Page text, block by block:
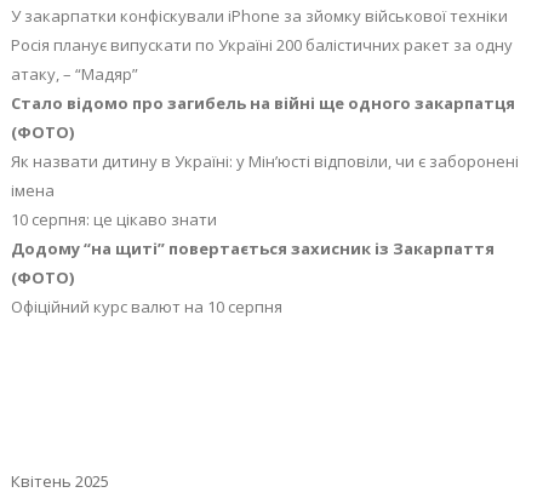
У закарпатки конфіскували iPhone за зйомку військової техніки
Росія планує випускати по Україні 200 балістичних ракет за одну
атаку, – “Мадяр”
Стало відомо про загибель на війні ще одного закарпатця
(ФОТО)
Як назвати дитину в Україні: у Мін’юсті відповіли, чи є заборонені
імена
10 серпня: це цікаво знати
Додому “на щиті” повертається захисник із Закарпаття
(ФОТО)
Офіційний курс валют на 10 серпня
Квітень 2025